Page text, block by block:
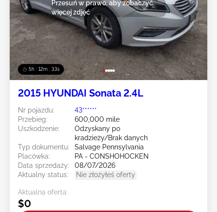
5h : 12m : 31s
Przesuń w prawo, aby zobaczyć
więcej zdjęć
2015 HYUNDAI Sonata 2.4L
Nr pojazdu:
43******
Przebieg:
600,000 mile
Uszkodzenie:
Odzyskany po
kradzieży/Brak danych
Typ dokumentu:
Salvage Pennsylvania
Placówka:
PA - CONSHOHOCKEN
Data sprzedaży:
08/07/2026
Aktualny status:
Nie złożyłeś oferty
Aktualna oferta:
$0